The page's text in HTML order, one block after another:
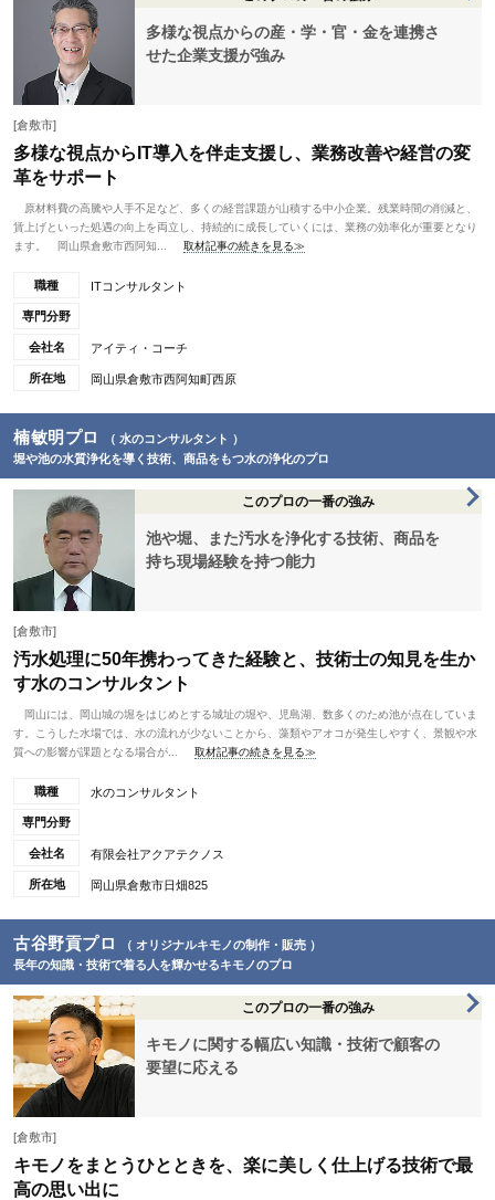
多様な視点からの産・学・官・金を連携さ
せた企業支援が強み
[倉敷市]
多様な視点からIT導入を伴走支援し、業務改善や経営の変
革をサポート
原材料費の高騰や人手不足など、多くの経営課題が山積する中小企業。残業時間の削減と、
賃上げといった処遇の向上を両立し、持続的に成長していくには、業務の効率化が重要となり
ます。 岡山県倉敷市西阿知...
取材記事の続きを見る≫
職種 ITコンサルタント
専門分野
会社名 アイティ・コーチ
所在地 岡山県倉敷市西阿知町西原
楠敏明プロ
（ 水のコンサルタント ）
堀や池の水質浄化を導く技術、商品をもつ水の浄化のプロ
このプロの一番の強み
池や堀、また汚水を浄化する技術、商品を
持ち現場経験を持つ能力
[倉敷市]
汚水処理に50年携わってきた経験と、技術士の知見を生か
す水のコンサルタント
岡山には、岡山城の堀をはじめとする城址の堀や、児島湖、数多くのため池が点在していま
す。こうした水場では、水の流れが少ないことから、藻類やアオコが発生しやすく、景観や水
質への影響が課題となる場合が...
取材記事の続きを見る≫
職種 水のコンサルタント
専門分野
会社名 有限会社アクアテクノス
所在地 岡山県倉敷市日畑825
古谷野貢プロ
（ オリジナルキモノの制作・販売 ）
長年の知識・技術で着る人を輝かせるキモノのプロ
このプロの一番の強み
キモノに関する幅広い知識・技術で顧客の
要望に応える
[倉敷市]
キモノをまとうひとときを、楽に美しく仕上げる技術で最
高の思い出に